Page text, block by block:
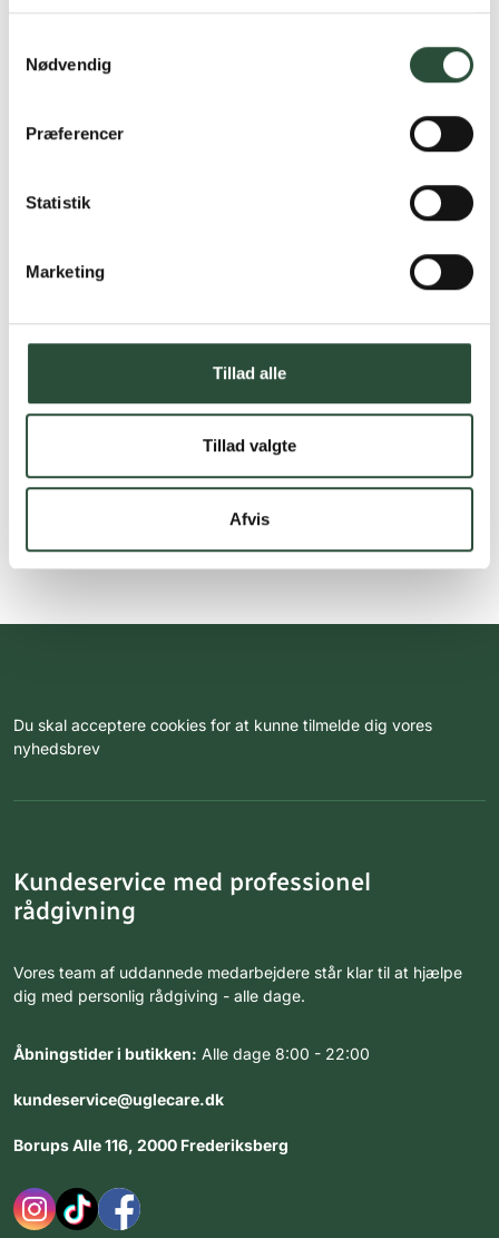
Nødvendig
Præferencer
Statistik
Marketing
Tillad alle
Tillad valgte
Afvis
Du skal acceptere cookies for at kunne tilmelde dig vores
nyhedsbrev
Kundeservice med professionel
rådgivning
Vores team af uddannede medarbejdere står klar til at hjælpe
dig med personlig rådgiving - alle dage.
Åbningstider i butikken: Alle dage 8:00 - 22:00
kundeservice@uglecare.dk
Borups Alle 116, 2000 Frederiksberg